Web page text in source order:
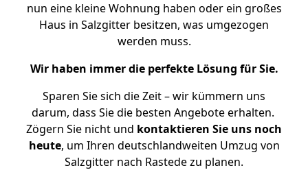
nun eine kleine Wohnung haben oder ein großes
Haus in Salzgitter besitzen, was umgezogen
werden muss.
Wir haben immer die perfekte Lösung für Sie.
Sparen Sie sich die Zeit – wir kümmern uns
darum, dass Sie die besten Angebote erhalten.
Zögern Sie nicht und kontaktieren Sie uns noch
heute, um Ihren deutschlandweiten Umzug von
Salzgitter nach Rastede zu planen.